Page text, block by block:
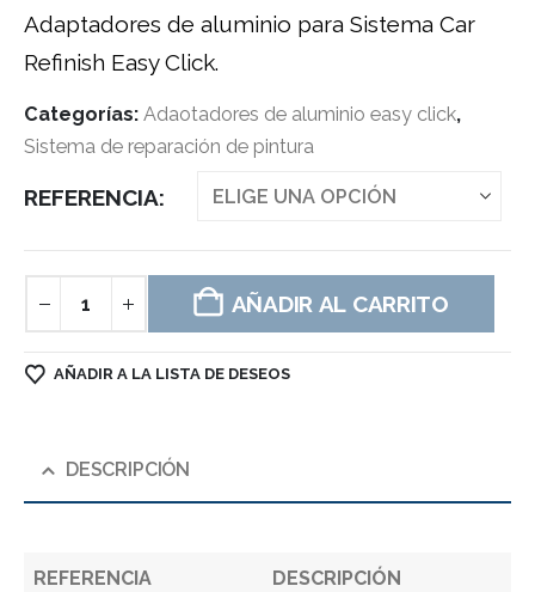
Adaptadores de aluminio para Sistema Car
Refinish Easy Click.
Categorías: Adaotadores de aluminio easy click,
Sistema de reparación de pintura
REFERENCIA
AÑADIR AL CARRITO
AÑADIR A LA LISTA DE DESEOS
DESCRIPCIÓN
REFERENCIA DESCRIPCIÓN